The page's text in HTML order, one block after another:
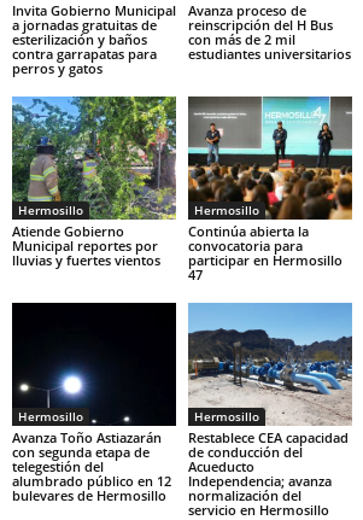
Invita Gobierno Municipal
a jornadas gratuitas de
esterilización y baños
contra garrapatas para
perros y gatos
Avanza proceso de
reinscripción del H Bus
con más de 2 mil
estudiantes universitarios
Hermosillo
Atiende Gobierno
Municipal reportes por
lluvias y fuertes vientos
Hermosillo
Continúa abierta la
convocatoria para
participar en Hermosillo
47
Hermosillo
Avanza Toño Astiazarán
con segunda etapa de
telegestión del
alumbrado público en 12
bulevares de Hermosillo
Hermosillo
Restablece CEA capacidad
de conducción del
Acueducto
Independencia; avanza
normalización del
servicio en Hermosillo